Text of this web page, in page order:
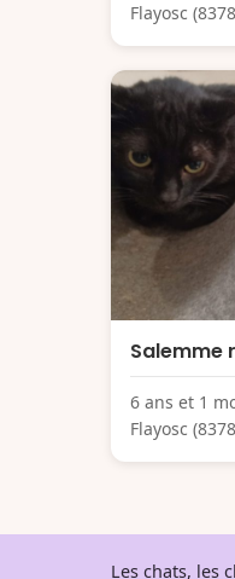
Flayosc
Salemme
6 ans et 1
Flayosc
Les chats, les